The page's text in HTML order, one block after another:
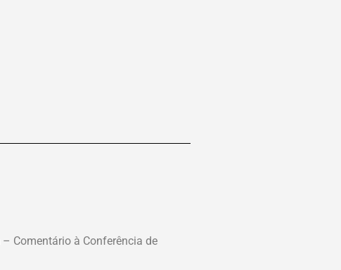
– Comentário à Conferência de